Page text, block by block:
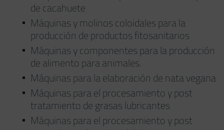
de cacahuete
Máquinas y molinos coloidales para la
producción de productos fitosanitarios
Máquinas y componentes para la producción
de alimento para animales.
Máquinas para la elaboración de nata vegana
Máquinas para el procesamiento y post
tratamiento de grasas lubricantes
Máquinas para el procesamiento y post